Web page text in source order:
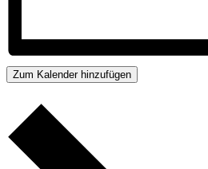
Zum Kalender hinzufügen